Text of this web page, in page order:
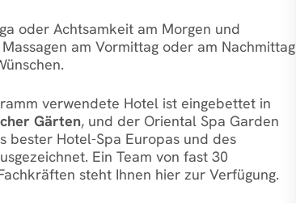
oder Achtsamkeit am Morgen und
am Vormittag oder am Nachmittag
verwendete Hotel ist eingebettet in
Gärten, und der Oriental Spa Garden
bester Hotel-Spa Europas und des
Ein Team von fast 30
steht Ihnen hier zur Verfügung.